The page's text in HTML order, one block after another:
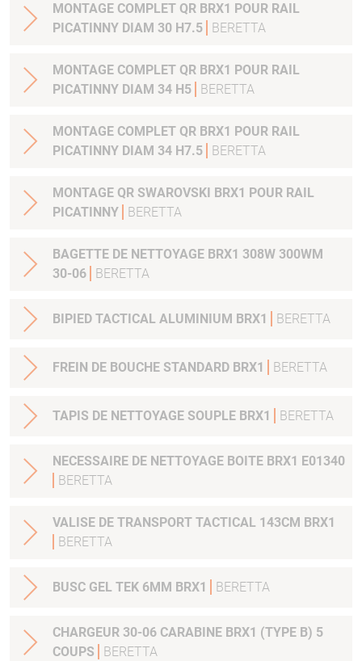
MONTAGE COMPLET QR BRX1 POUR RAIL
PICATINNY DIAM 30 H7.5
BERETTA
MONTAGE COMPLET QR BRX1 POUR RAIL
PICATINNY DIAM 34 H5
BERETTA
MONTAGE COMPLET QR BRX1 POUR RAIL
PICATINNY DIAM 34 H7.5
BERETTA
MONTAGE QR SWAROVSKI BRX1 POUR RAIL
PICATINNY
BERETTA
BAGETTE DE NETTOYAGE BRX1 308W 300WM
30-06
BERETTA
BIPIED TACTICAL ALUMINIUM BRX1 BERETTA
FREIN DE BOUCHE STANDARD BRX1 BERETTA
TAPIS DE NETTOYAGE SOUPLE BRX1 BERETTA
NECESSAIRE DE NETTOYAGE BOITE BRX1 E01340
BERETTA
VALISE DE TRANSPORT TACTICAL 143CM BRX1
BERETTA
BUSC GEL TEK 6MM BRX1 BERETTA
CHARGEUR 30-06 CARABINE BRX1 (TYPE B) 5
COUPS
BERETTA